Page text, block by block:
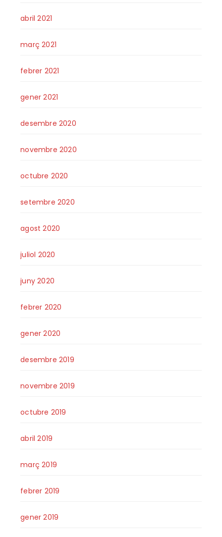
abril 2021
març 2021
febrer 2021
gener 2021
desembre 2020
novembre 2020
octubre 2020
setembre 2020
agost 2020
juliol 2020
juny 2020
febrer 2020
gener 2020
desembre 2019
novembre 2019
octubre 2019
abril 2019
març 2019
febrer 2019
gener 2019